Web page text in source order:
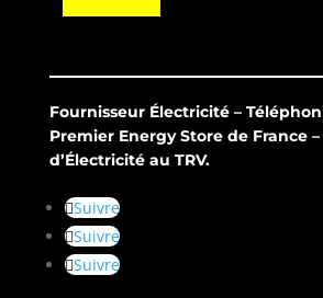
Fournisseur Électricité –
Premier Energy Store de France
d’Électricité au TRV.
Suivre
Suivre
Suivre